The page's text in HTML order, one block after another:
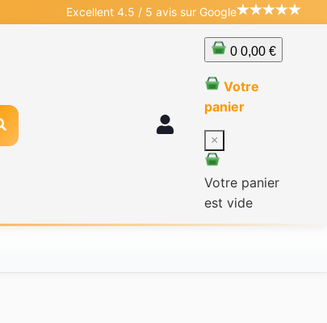
Excellent 4.5 / 5 avis sur Google
0 0,00 €
Votre
panier
×
Votre panier
est vide